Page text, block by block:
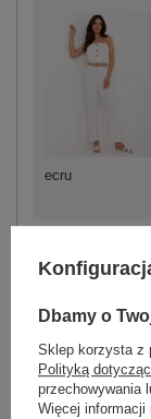
ecru
jasny beżowy
Dbamy o
Sklep korzysta z
Polityką
przechowywania
Więcej informacji